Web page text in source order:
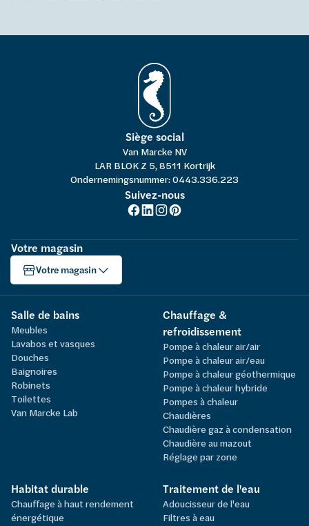
Siège social
Van Marcke NV
LAR BLOK Z 5, 8511 Kortrijk
Ondernemingsnummer: 0443.336.223
Suivez-nous
Votre magasin
Votre magasin
Salle de bains
Meubles
Lavabos et vasques
Douches
Baignoires
Robinets
Toilettes
Van Marcke Lab
Chauffage &
refroidissement
Pompe à chaleur air/air
Pompe à chaleur air/eau
Pompe à chaleur géothermique
Pompe à chaleur hybride
Pompes à chaleur
Chaudières
Chaudière gaz à condensation
Chaudière au mazout
Réglage par zone
Habitat durable
Chauffage à haut rendement
énergétique
Traitement de l'eau
Adoucisseur de l'eau
Filtres à eau